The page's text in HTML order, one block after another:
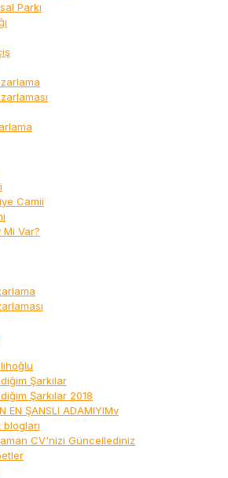
Parkı
Camii
Mi Var?
Şarkılar
Şarkılar 2018
EN ŞANSLI ADAMIYIMv
CV'nizi Güncellediniz